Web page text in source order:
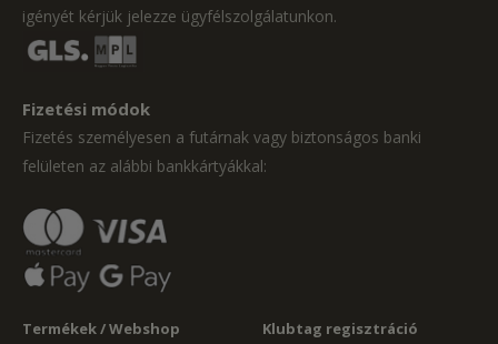
Termékek / Webshop
Klubtag regisztráció
igényét kérjük jelezze ügyfélszolgálatunkon.
Fizetési módok
Fizetés személyesen a futárnak vagy biztonságos banki
felületen az alábbi bankkártyákkal: